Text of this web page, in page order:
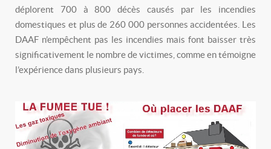
déplorent 700 à 800 décès causés par les incendies
domestiques et plus de 260 000 personnes accidentées. Les
DAAF n’empêchent pas les incendies mais font baisser très
significativement le nombre de victimes, comme en témoigne
l’expérience dans plusieurs pays.